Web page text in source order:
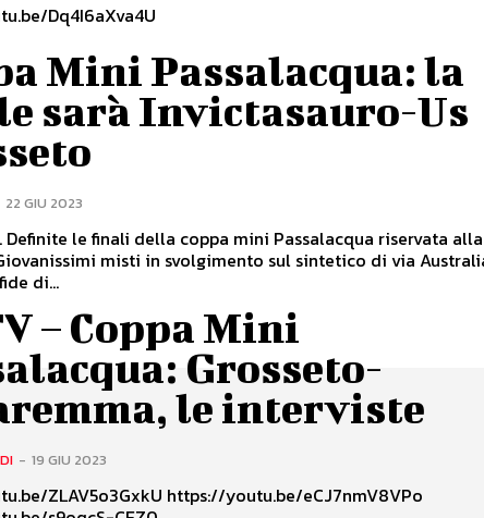
Dq4I6aXva4U
Mini Passalacqua: la
sarà Invictasauro-Us
22 GIU 2023
Definite le finali della coppa mini Passalacqua riservata alla
misti in svolgimento sul sintetico di via
di...
– Coppa Mini
Grosseto-
le interviste
- 19 GIU 2023
https://youtu.be/eCJ7nmV8VPo